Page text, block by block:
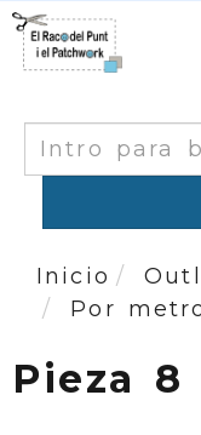
Buscar
Inicio
Por
Pieza 8